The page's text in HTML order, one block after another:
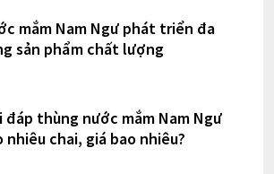
mắm Nam Ngư phát triển đa
sản phẩm chất lượng
đáp thùng nước mắm Nam Ngư
nhiêu chai, giá bao nhiêu?